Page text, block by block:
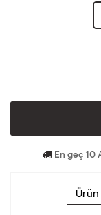
En geç 10